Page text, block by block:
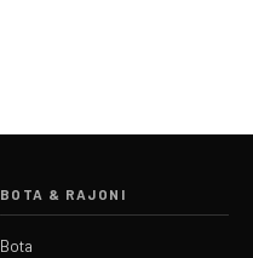
BOTA & RAJONI
Bota